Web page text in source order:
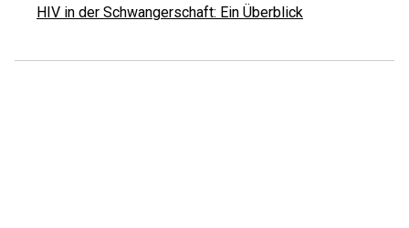
HIV in der Schwangerschaft: Ein Überblick